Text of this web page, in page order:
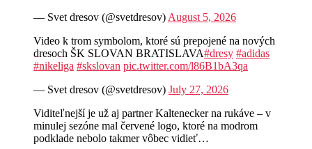
— Svet dresov (@svetdresov) August 5, 2026
Video k trom symbolom, ktoré sú prepojené na nových
dresoch ŠK SLOVAN BRATISLAVA#dresy #adidas
#nikeliga #skslovan pic.twitter.com/l86B1bA3qa
— Svet dresov (@svetdresov) July 27, 2026
Viditeľnejší je už aj partner Kaltenecker na rukáve – v
minulej sezóne mal červené logo, ktoré na modrom
podklade nebolo takmer vôbec vidieť…